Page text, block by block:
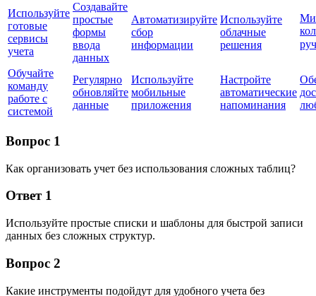
Используйте
готовые
сервисы
учета
Создавайте
простые
формы
ввода
данных
Автоматизируйте
сбор
информации
Используйте
облачные
решения
Обучайте
команду
работе с
системой
Регулярно
обновляйте
данные
Используйте
мобильные
приложения
Настройте
автоматические
напоминания
Вопрос 1
Как организовать учет без использования сложных таблиц?
Ответ 1
Используйте простые списки и шаблоны для быстрой записи
данных без сложных структур.
Вопрос 2
Какие инструменты подойдут для удобного учета без